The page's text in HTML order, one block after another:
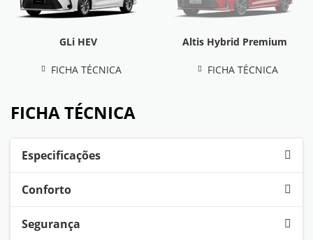
GLi HEV
FICHA TÉCNICA
Altis Hybrid Premium
FICHA TÉCNICA
FICHA TÉCNICA
Especificações
Conforto
Segurança